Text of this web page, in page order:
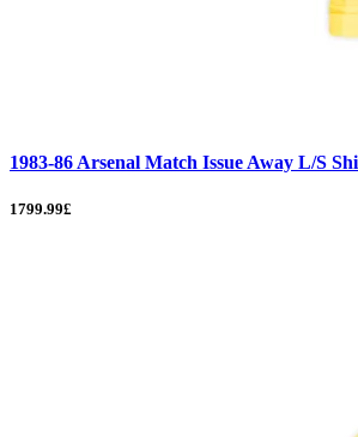
1983-86 Arsenal Match Issue Away L/S
1799.99£